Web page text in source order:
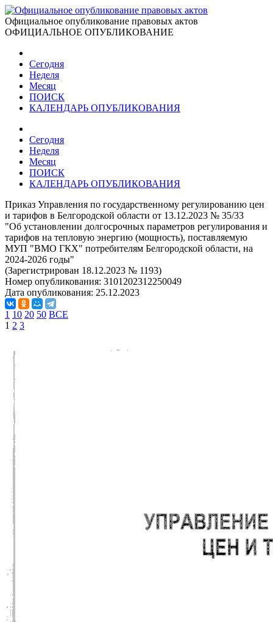
Официальное опубликование правовых актов
ОФИЦИАЛЬНОЕ ОПУБЛИКОВАНИЕ
Сегодня
Неделя
Месяц
ПОИСК
КАЛЕНДАРЬ ОПУБЛИКОВАНИЯ
Сегодня
Неделя
Месяц
ПОИСК
КАЛЕНДАРЬ ОПУБЛИКОВАНИЯ
Приказ Управления по государственному регулированию цен
и тарифов в Белгородской области от 13.12.2023 № 35/33
"Об установлении долгосрочных параметров регулирования и
тарифов на тепловую энергию (мощность), поставляемую
МУП "ВМО ГКХ" потребителям Белгородской области, на
2024-2026 годы"
(Зарегистрирован 18.12.2023 № 1193)
Номер опубликования: 3101202312250049
Дата опубликования: 25.12.2023
1 10 20 50 ВСЕ
1 2 3